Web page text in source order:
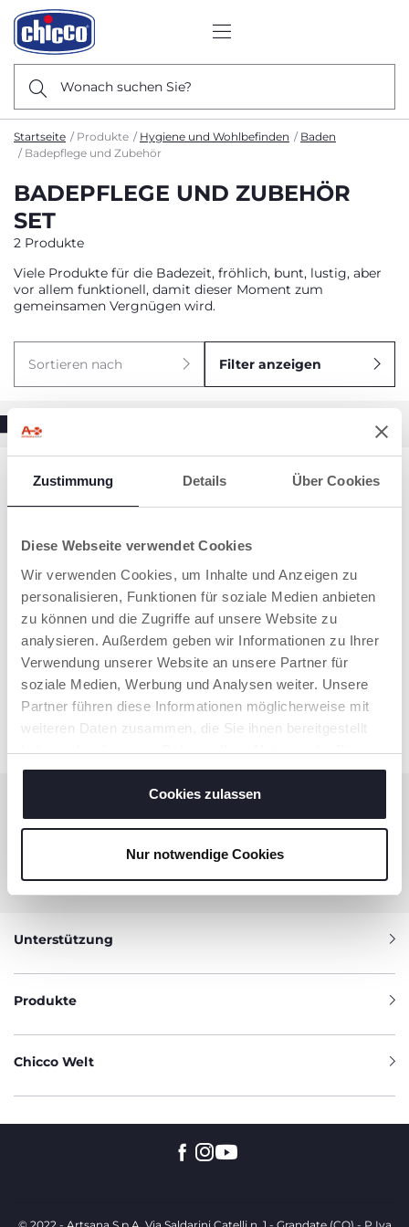
Zustimmung Details Über Cookies
Diese Webseite verwendet Cookies
Wir verwenden Cookies, um Inhalte und Anzeigen zu
personalisieren, Funktionen für soziale Medien anbieten
zu können und die Zugriffe auf unsere Website zu
analysieren. Außerdem geben wir Informationen zu Ihrer
Verwendung unserer Website an unsere Partner für
soziale Medien, Werbung und Analysen weiter. Unsere
Partner führen diese Informationen möglicherweise mit
weiteren Daten zusammen, die Sie ihnen bereitgestellt
haben oder die sie im Rahmen Ihrer Nutzung der Dienste
gesammelt haben.
Cookies zulassen
Nur notwendige Cookies
Wonach suchen Sie?
Startseite Produkte Hygiene und Wohlbefinden
Baden
Badepflege und Zubehör
BADEPFLEGE UND ZUBEHÖR
SET
2 Produkte
Viele Produkte für die Badezeit, fröhlich, bunt, lustig, aber
vor allem funktionell, damit dieser Moment zum
gemeinsamen Vergnügen wird.
Sortieren nach Filter anzeigen
+ FARBEN
Hygiene Kulturtasche
+ FARBEN
Hygiene Kulturtasche
BENÖTIGEN SIE INFORMATIONEN?
Artsana Germany GmbH Kundenservice
01805 780005
Unterstützung
Produkte
Chicco Welt